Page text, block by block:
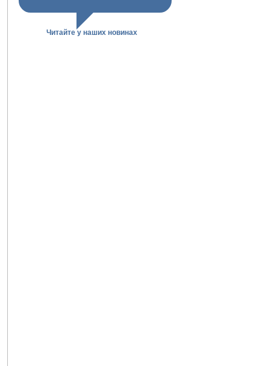
Читайте у наших новинах